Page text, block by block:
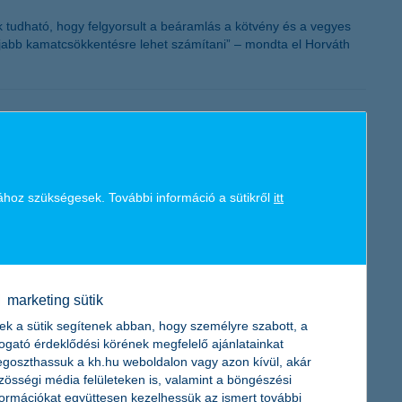
hogy felgyorsult a beáramlás a kötvény és a vegyes
kamatcsökkentésre lehet számítani” – mondta el Horváth
Hodina Péter, a K&H Vállalati ügyfélkapcsolatok
jó évet zárt az ágazat, nemzetgazdasági szinten is
hatása, és egy új egyensúlyi helyzet van kialakulóban
szükségesek. További információ a sütikről itt
marketing sütik
a sütik segítenek abban, hogy személyre szabott, a
érdeklődési körének megfelelő ajánlatainkat
a kh.hu weboldalon vagy azon kívül, akár
média felületeken is, valamint a böngészési
együttesen kezelhessük az ismert további